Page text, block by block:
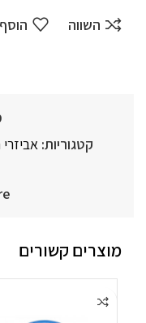
השווה
קטגוריות:
מוצרים קשורים